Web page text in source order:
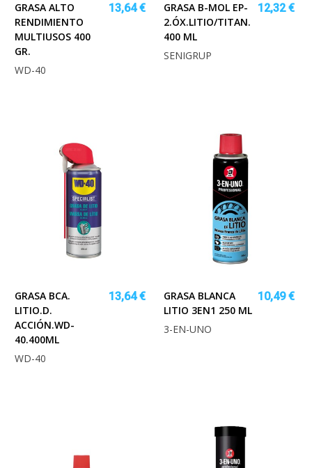
GRASA ALTO
RENDIMIENTO
MULTIUSOS 400
GR.
13,64 €
WD-40
GRASA B-MOL EP-
2.ÓX.LITIO/TITAN.
400 ML
12,32 €
SENIGRUP
GRASA BCA.
LITIO.D.
ACCIÓN.WD-
40.400ML
13,64 €
WD-40
GRASA BLANCA
LITIO 3EN1 250 ML
10,49 €
3-EN-UNO